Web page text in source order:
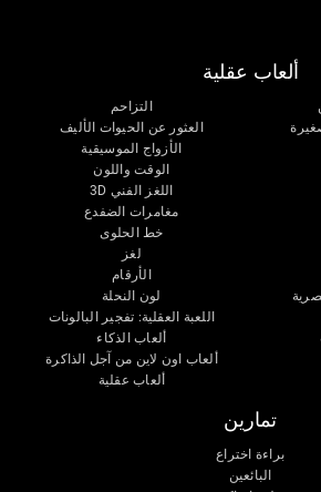
ألعاب عقلية
التزاحم
العثور عن الحيوات الأليف
الأزواج الموسيقية
الوقت واللون
اللغز الفني 3D
مغامرات الضفدع
خط الحلوى
لغز
الأرقام
لون النحلة
اللعبة العقلية: تفجير البالونات
ألعاب الذكاء
ألعاب اون لاين من آجل الذاكرة
ألعاب عقلية
تمارين
براءة اختراع
البائعين